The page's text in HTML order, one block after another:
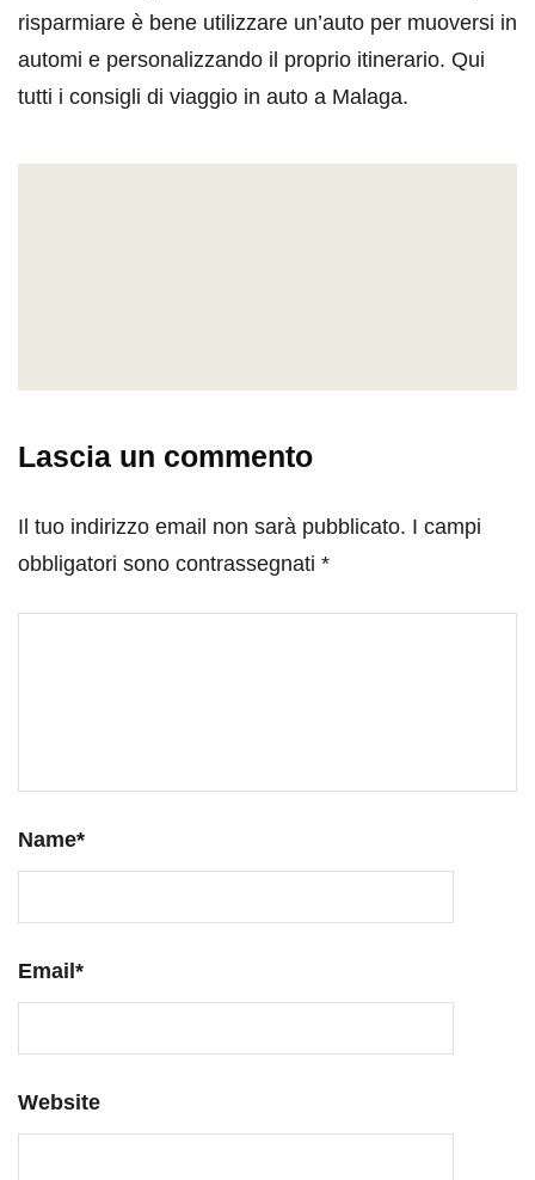
risparmiare è bene utilizzare un’auto per muoversi in
automi e personalizzando il proprio itinerario. Qui
tutti i consigli di viaggio in auto a Malaga.
Lascia un commento
Il tuo indirizzo email non sarà pubblicato. I campi
obbligatori sono contrassegnati *
Name*
Email*
Website